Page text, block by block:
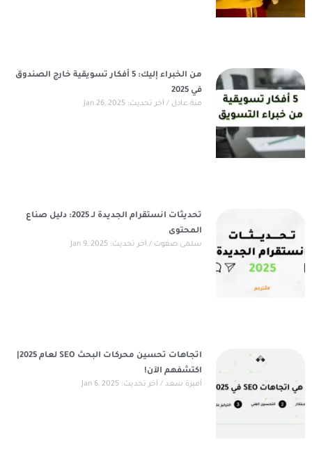
من الخبراء إليك: 5 أفكار تسويقية خارج الصندوق
في 2025
منة عادل آخر تحديث: Jan 26, 2025
تحديثات انستقرام الجديدة لـ 2025: دليل صناع
المحتوى
سلمى صفوت آخر تحديث: Jan 9, 2025
اكتشفهم الآن!
أميرة سعد آخر تحديث: Jan 6, 2025